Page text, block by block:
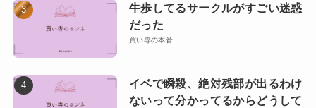
牛歩してるサークルがすごい迷惑
だった
買い専の本音
イベで瞬殺、絶対残部が出るわけ
ないって分かってるからどうして